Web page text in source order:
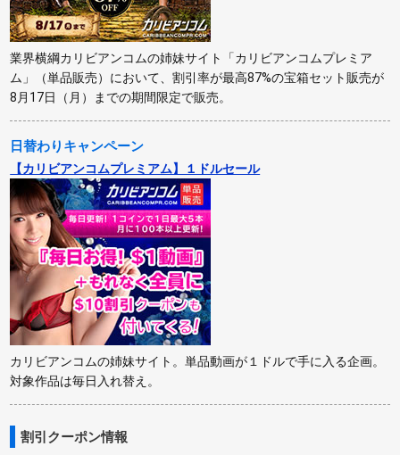
業界横綱カリビアンコムの姉妹サイト「カリビアンコムプレミア
ム」（単品販売）において、割引率が最高87%の宝箱セット販売が
8月17日（月）までの期間限定で販売。
日替わりキャンペーン
【カリビアンコムプレミアム】１ドルセール
カリビアンコムの姉妹サイト。単品動画が１ドルで手に入る企画。
対象作品は毎日入れ替え。
割引クーポン情報